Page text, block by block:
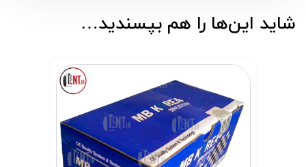
شاید این‌ها را هم بپسندید…